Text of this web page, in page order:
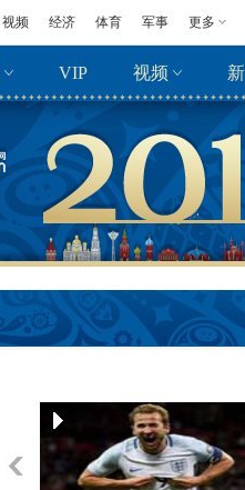
视频 经济 体育 军事 更多
VIP 视频